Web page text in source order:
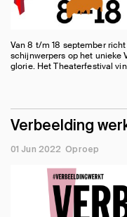
Van 8 t/m 18 september richt
schijnwerpers op het unieke
glorie. Het Theaterfestival
Verbeelding
01 Jun 2022 Oproep